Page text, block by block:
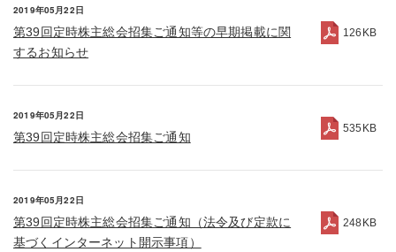
2019年05月22日
第39回定時株主総会招集ご通知等の早期掲載に関
するお知らせ
126KB
2019年05月22日
第39回定時株主総会招集ご通知
535KB
2019年05月22日
第39回定時株主総会招集ご通知（法令及び定款に
基づくインターネット開示事項）
248KB